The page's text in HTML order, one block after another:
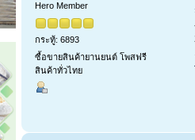
Hero Member
กระทู้: 6893
ซื้อขายสินค้ายานยนต์ โพสฟรี
สินค้าทั่วไทย